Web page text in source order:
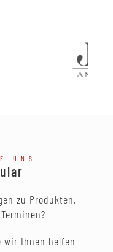
UNS
zu Produkten,
wir Ihnen helfen